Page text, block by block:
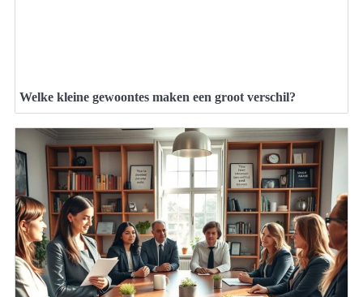
Welke kleine gewoontes maken een groot verschil?